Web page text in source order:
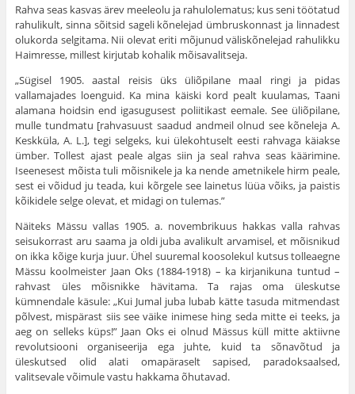
Rahva seas kasvas ärev meeleolu ja rahulolematus; kus seni töötatud
rahulikult, sinna sõitsid sageli kõnelejad ümbruskonnast ja linnadest
olukorda selgitama. Nii olevat eriti mõjunud väliskõnelejad rahulikku
Haimresse, millest kirjutab kohalik mõisa­valitseja.
„Sügisel 1905. aastal reisis üks üliõpilane maal ringi ja pidas
vallamajades loenguid. Ka mina käiski kord pealt kuulamas, Taani
alamana hoidsin end igasugusest poliitikast eemale. See üliõpilane,
mulle tundmatu [rahvasuust saadud andmeil olnud see kõneleja A.
Keskküla, A. L.], tegi selgeks, kui ülekohtuselt eesti rahvaga käiakse
ümber. Tollest ajast peale algas siin ja seal rahva seas käärimine.
Iseenesest mõista tuli mõisnikele ja ka nende ametnikele hirm peale,
sest ei võidud ju teada, kui kõrgele see lai­netus lüüa võiks, ja paistis
kõikidele selge olevat, et midagi on tulemas.”
Näiteks Mässu vallas 1905. a. novembrikuus hakkas valla rahvas
seisukorrast aru saama ja oldi juba avalikult arvamisel, et mõisnikud
on ikka kõige kurja juur. Ühel suuremal koosolekul kutsus tolleaegne
Mässu koolmeister Jaan Oks (1884-1918) – ka kirjanikuna tuntud –
rahvast üles mõisnikke hävitama. Ta ra­jas oma üleskutse
kümnendale käsule: „Kui Jumal juba lubab kätte tasuda mitmendast
põlvest, mispärast siis see väike inimese hing seda mitte ei teeks, ja
aeg on selleks küps!” Jaan Oks ei olnud Mässus küll mitte aktiivne
revolutsiooni organiseerija ega juhte, kuid ta sõnavõtud ja
üleskutsed olid alati omapäraselt sapised, paradoksaalsed,
valitsevale võimule vastu hakkama õhutavad.